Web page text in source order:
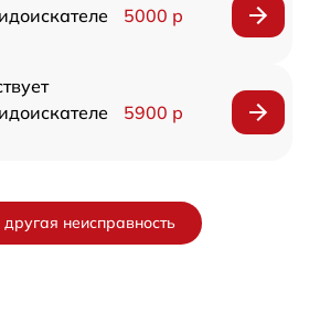
5000 р
5900 р
неисправность